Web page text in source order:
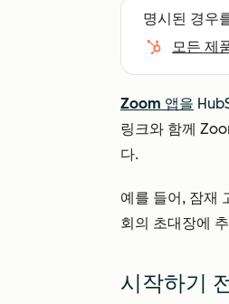
명시된 경우
모든 제
Zoom 앱을
링크와 함께
다.
예를 들어, 잠재
회의 초대장에
시작하기